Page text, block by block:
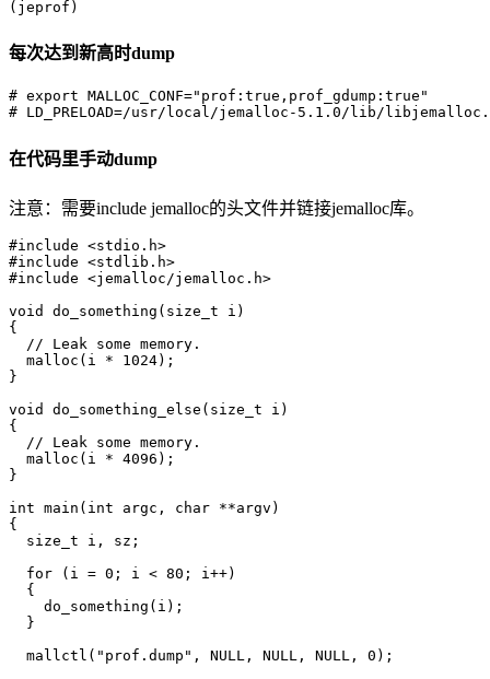
每次达到新高时dump
# export MALLOC_CONF="prof:true,prof_gdump:true"
在代码里手动dump
注意：需要include jemalloc的头文件并链接jemalloc库。
#include <stdio.h>
#include <stdlib.h>
#include <jemalloc/jemalloc.h>
void do_something(size_t i)
{
  // Leak some memory.
  malloc(i * 1024);
}
void do_something_else(size_t i)
{
  // Leak some memory.
  malloc(i * 4096);
}
int main(int argc, char **argv)
{
  size_t i, sz;
  for (i = 0; i < 80; i++)
  {
    do_something(i);
  }
  mallctl("prof.dump", NULL, NULL, NULL, 0);